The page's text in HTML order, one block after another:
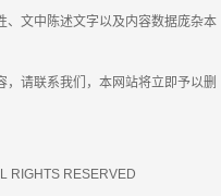
、文中陈述文字以及内容数据庞杂本
请联系我们，本网站将立即予以删
RIGHTS RESERVED